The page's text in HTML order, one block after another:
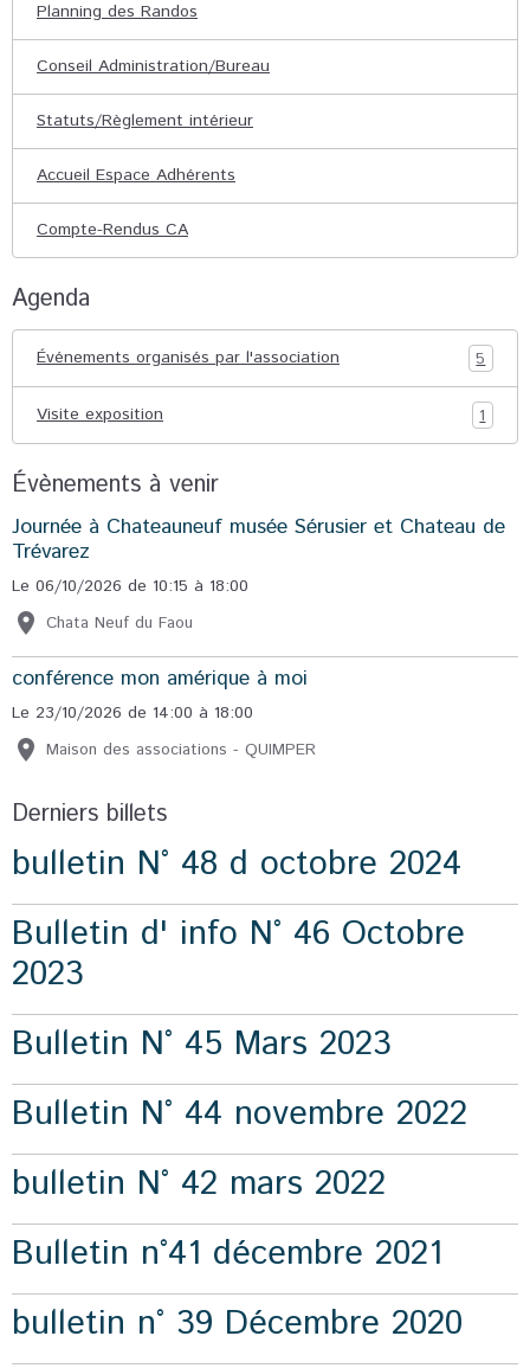
Planning des Randos
Conseil Administration/Bureau
Statuts/Règlement intérieur
Accueil Espace Adhérents
Compte-Rendus CA
Agenda
Événements organisés par l'association 5
Visite exposition 1
Évènements à venir
Journée à Chateauneuf musée Sérusier et Chateau de
Trévarez
Le 06/10/2026 de 10:15 à 18:00
Chata Neuf du Faou
conférence mon amérique à moi
Le 23/10/2026 de 14:00 à 18:00
Maison des associations - QUIMPER
Derniers billets
bulletin N° 48 d octobre 2024
Bulletin d' info N° 46 Octobre
2023
Bulletin N° 45 Mars 2023
Bulletin N° 44 novembre 2022
bulletin N° 42 mars 2022
Bulletin n°41 décembre 2021
bulletin n° 39 Décembre 2020